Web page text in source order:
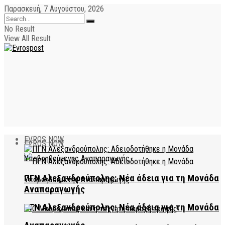
Παρασκευή, 7 Αυγούστου, 2026
No Result
View All Result
EVROS NOW
ΠΓΝ Αλεξανδρούπολης: Νέα άδεια για τη Μονάδα
EVROS NOW
ΠΓΝ Αλεξανδρούπολης: Νέα άδεια για τη Μονάδα
Αναπαραγωγής